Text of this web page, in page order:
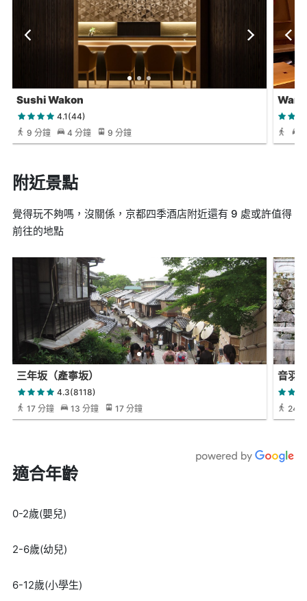
Sushi Wakon
4.1(44)
9 分鐘
4 分鐘 9 分鐘
附近景點
覺得玩不夠嗎，沒關係，京都四季酒店附近還有 9 處或許值得
前往的地點
三年坂（產寧坂）
4.3(8118)
17 分鐘
13 分鐘 17 分鐘
音羽
24
適合年齡
0-2歲(嬰兒)
2-6歲(幼兒)
6-12歲(小學生)